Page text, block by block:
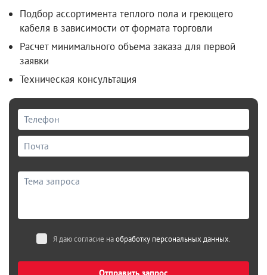
Подбор ассортимента теплого пола и греющего
кабеля в зависимости от формата торговли
Расчет минимального объема заказа для первой
заявки
Техническая консультация
Я даю согласие наобработку персональных данных.